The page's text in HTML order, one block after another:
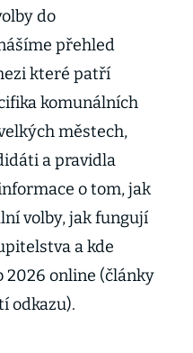
do
přehled
které patří
komunálních
městech,
a pravidla
o tom, jak
volby, jak fungují
a kde
2026 online (články
odkazu).